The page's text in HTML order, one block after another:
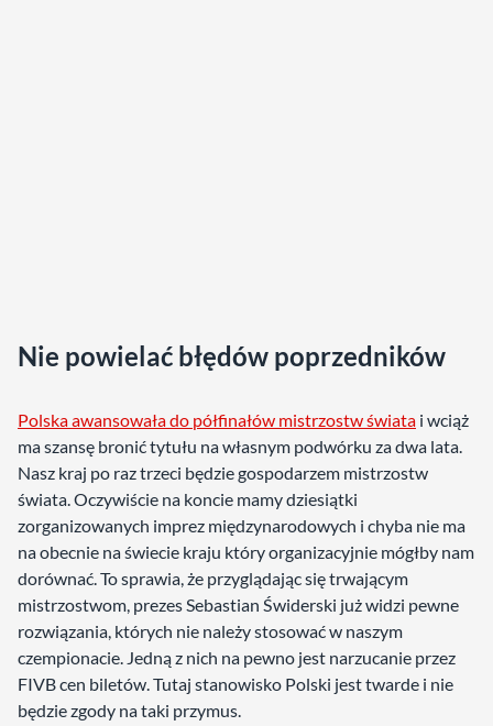
Nie powielać błędów poprzedników
Polska awansowała do półfinałów mistrzostw świata i wciąż
ma szansę bronić tytułu na własnym podwórku za dwa lata.
Nasz kraj po raz trzeci będzie gospodarzem mistrzostw
świata. Oczywiście na koncie mamy dziesiątki
zorganizowanych imprez międzynarodowych i chyba nie ma
na obecnie na świecie kraju który organizacyjnie mógłby nam
dorównać. To sprawia, że przyglądając się trwającym
mistrzostwom, prezes Sebastian Świderski już widzi pewne
rozwiązania, których nie należy stosować w naszym
czempionacie. Jedną z nich na pewno jest narzucanie przez
FIVB cen biletów. Tutaj stanowisko Polski jest twarde i nie
będzie zgody na taki przymus.